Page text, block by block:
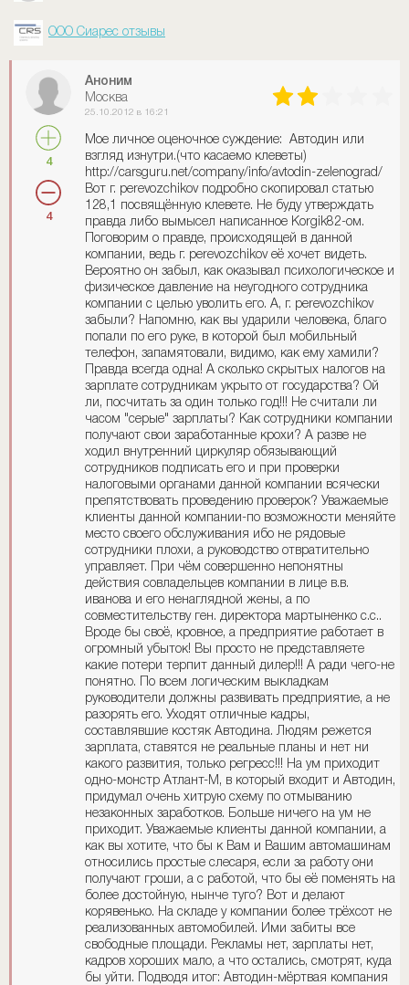
ООО Сиарес отзывы
4
4
Аноним
Москва
25.10.2012 в 16:21
Мое личное оценочное суждение: Автодин или
взгляд изнутри.(что касаемо клеветы)
http://carsguru.net/company/info/avtodin-zelenograd/
Вот г. perevozchikov подробно скопировал статью
128,1 посвящённую клевете. Не буду утверждать
правда либо вымысел написанное Korgik82-ом.
Поговорим о правде, происходящей в данной
компании, ведь г. perevozchikov её хочет видеть.
Вероятно он забыл, как оказывал психологическое и
физическое давление на неугодного сотрудника
компании с целью уволить его. А, г. perevozchikov
забыли? Напомню, как вы ударили человека, благо
попали по его руке, в которой был мобильный
телефон, запамятовали, видимо, как ему хамили?
Правда всегда одна! А сколько скрытых налогов на
зарплате сотрудникам укрыто от государства? Ой
ли, посчитать за один только год!!! Не считали ли
часом "серые" зарплаты? Как сотрудники компании
получают свои заработанные крохи? А разве не
ходил внутренний циркуляр обязывающий
сотрудников подписать его и при проверки
налоговыми органами данной компании всячески
препятствовать проведению проверок? Уважаемые
клиенты данной компании-по возможности меняйте
место своего обслуживания ибо не рядовые
сотрудники плохи, а руководство отвратительно
управляет. При чём совершенно непонятны
действия совладельцев компании в лице в.в.
иванова и его ненаглядной жены, а по
совместительству ген. директора мартыненко с.с..
Вроде бы своё, кровное, а предприятие работает в
огромный убыток! Вы просто не представляете
какие потери терпит данный дилер!!! А ради чего-не
понятно. По всем логическим выкладкам
руководители должны развивать предприятие, а не
разорять его. Уходят отличные кадры,
составлявшие костяк Автодина. Людям режется
зарплата, ставятся не реальные планы и нет ни
какого развития, только регресс!!! На ум приходит
одно-монстр Атлант-М, в который входит и Автодин,
придумал очень хитрую схему по отмыванию
незаконных заработков. Больше ничего на ум не
приходит. Уважаемые клиенты данной компании, а
как вы хотите, что бы к Вам и Вашим автомашинам
относились простые слесаря, если за работу они
получают гроши, а с работой, что бы её поменять на
более достойную, нынче туго? Вот и делают
корявенько. На складе у компании более трёхсот не
реализованных автомобилей. Ими забиты все
свободные площади. Рекламы нет, зарплаты нет,
кадров хороших мало, а что остались, смотрят, куда
бы уйти. Подводя итог: Автодин-мёртвая компания